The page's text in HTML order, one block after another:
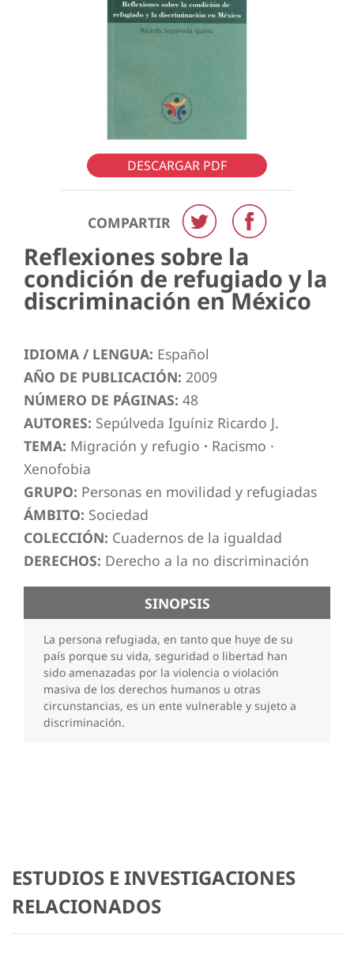
DESCARGAR PDF
COMPARTIR
Reflexiones sobre la
condición de refugiado y la
discriminación en México
IDIOMA / LENGUA: Español
AÑO DE PUBLICACIÓN: 2009
NÚMERO DE PÁGINAS: 48
AUTORES: Sepúlveda Iguíniz Ricardo J.
TEMA: Migración y refugio · Racismo ·
Xenofobia
GRUPO: Personas en movilidad y refugiadas
ÁMBITO: Sociedad
COLECCIÓN: Cuadernos de la igualdad
DERECHOS: Derecho a la no discriminación
SINOPSIS
La persona refugiada, en tanto que huye de su
país porque su vida, seguridad o libertad han
sido amenazadas por la violencia o violación
masiva de los derechos humanos u otras
circunstancias, es un ente vulnerable y sujeto a
discriminación.
ESTUDIOS E INVESTIGACIONES
RELACIONADOS